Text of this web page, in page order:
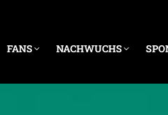
FANS NACHWUCHS